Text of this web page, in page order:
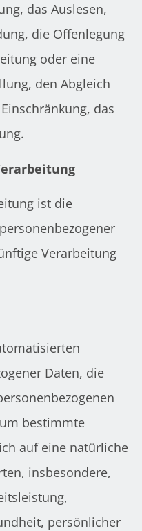
das Auslesen,
die Offenlegung
oder eine
den Abgleich
das
ist die
Verarbeitung
Daten, die
bestimmte
auf eine natürliche
insbesondere,
persönlicher